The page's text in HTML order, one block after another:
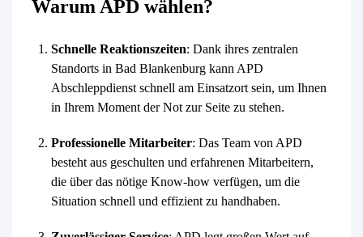
Warum APD wählen?
Schnelle Reaktionszeiten: Dank ihres zentralen
Standorts in Bad Blankenburg kann APD
Abschleppdienst schnell am Einsatzort sein, um Ihnen
in Ihrem Moment der Not zur Seite zu stehen.
Professionelle Mitarbeiter: Das Team von APD
besteht aus geschulten und erfahrenen Mitarbeitern,
die über das nötige Know-how verfügen, um die
Situation schnell und effizient zu handhaben.